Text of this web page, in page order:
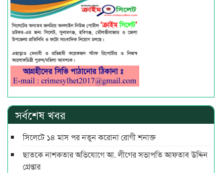
সর্বশেষ খবর
সিলেটে ১৪ মাস পর নতুন করোনা রোগী শনাক্ত
ছাতকে নাশকতার অভিযোগে আ. লীগের সভাপ‌তি আফতাব উদ্দিন
গ্রেপ্তার